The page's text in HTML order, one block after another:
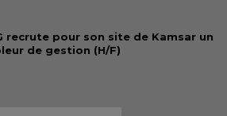
recrute pour son site de Kamsar un
de gestion (H/F)